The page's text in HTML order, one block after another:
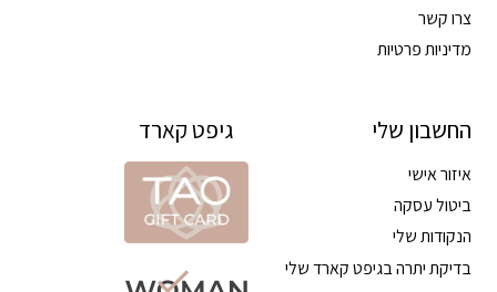
צרו קשר
מדיניות פרטיות
החשבון שלי
איזור אישי
ביטול עסקה
הנקודות שלי
בדיקת יתרה בגיפט קארד שלי
גיפט קארד